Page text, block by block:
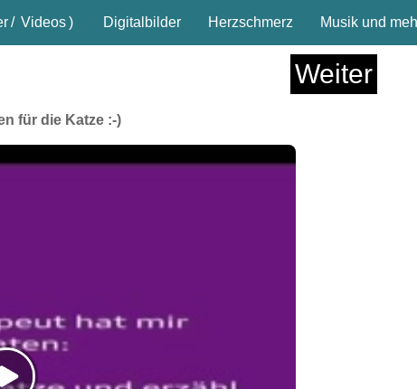
/ Videos) Digitalbilder Herzschmerz Musik und
Weiter
für die Katze :-)